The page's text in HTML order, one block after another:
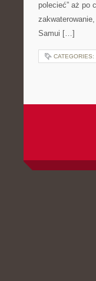
polecieć” aż po
Samui […]
CATEGORIES: